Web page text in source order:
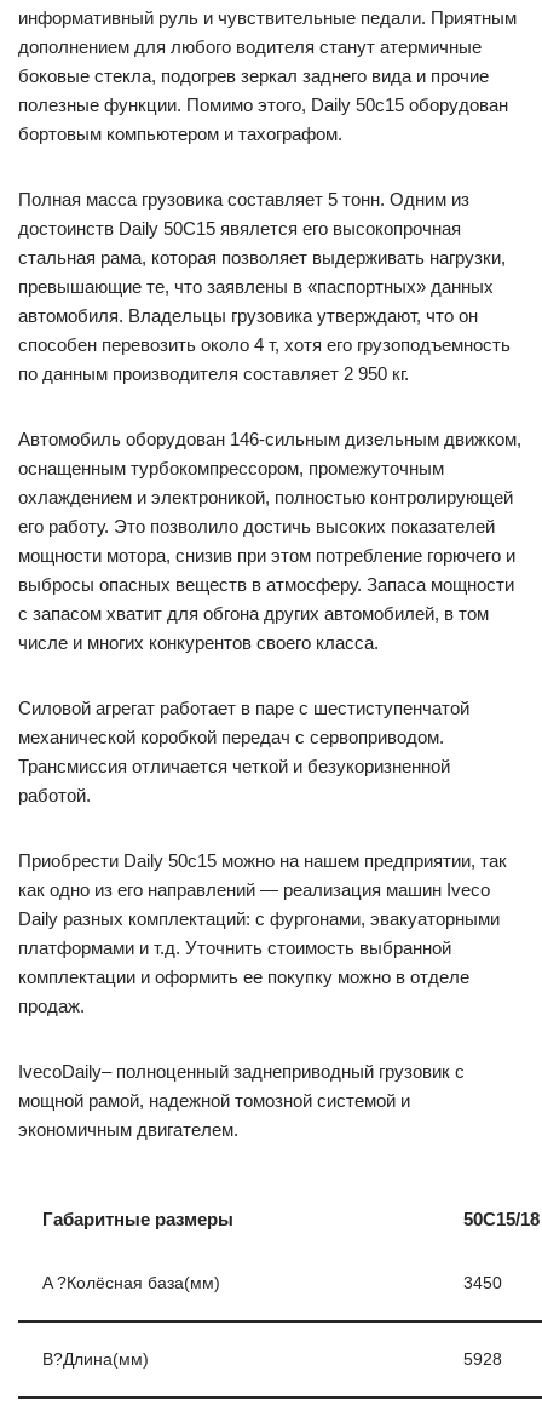
информативный руль и чувствительные педали. Приятным
дополнением для любого водителя станут атермичные
боковые стекла, подогрев зеркал заднего вида и прочие
полезные функции. Помимо этого, Daily 50c15 оборудован
бортовым компьютером и тахографом.
Полная масса грузовика составляет 5 тонн. Одним из
достоинств Daily 50С15 явялется его высокопрочная
стальная рама, которая позволяет выдерживать нагрузки,
превышающие те, что заявлены в «паспортных» данных
автомобиля. Владельцы грузовика утверждают, что он
способен перевозить около 4 т, хотя его грузоподъемность
по данным производителя составляет 2 950 кг.
Автомобиль оборудован 146-сильным дизельным движком,
оснащенным турбокомпрессором, промежуточным
охлаждением и электроникой, полностью контролирующей
его работу. Это позволило достичь высоких показателей
мощности мотора, снизив при этом потребление горючего и
выбросы опасных веществ в атмосферу. Запаса мощности
с запасом хватит для обгона других автомобилей, в том
числе и многих конкурентов своего класса.
Силовой агрегат работает в паре с шестиступенчатой
механической коробкой передач с сервоприводом.
Трансмиссия отличается четкой и безукоризненной
работой.
Приобрести Daily 50c15 можно на нашем предприятии, так
как одно из его направлений — реализация машин Iveco
Daily разных комплектаций: с фургонами, эвакуаторными
платформами и т.д. Уточнить стоимость выбранной
комплектации и оформить ее покупку можно в отделе
продаж.
IvecoDaily– полноценный заднеприводный грузовик с
мощной рамой, надежной томозной системой и
экономичным двигателем.
Габаритные размеры 50С15/18
A ?Колёсная база(мм) 3450
В?Длина(мм) 5928